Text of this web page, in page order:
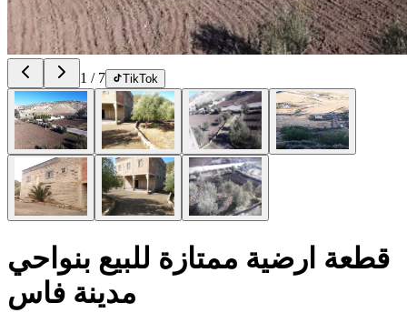
1 / 7 TikTok
قطعة ارضية ممتازة للبيع بنواحي
مدينة فاس